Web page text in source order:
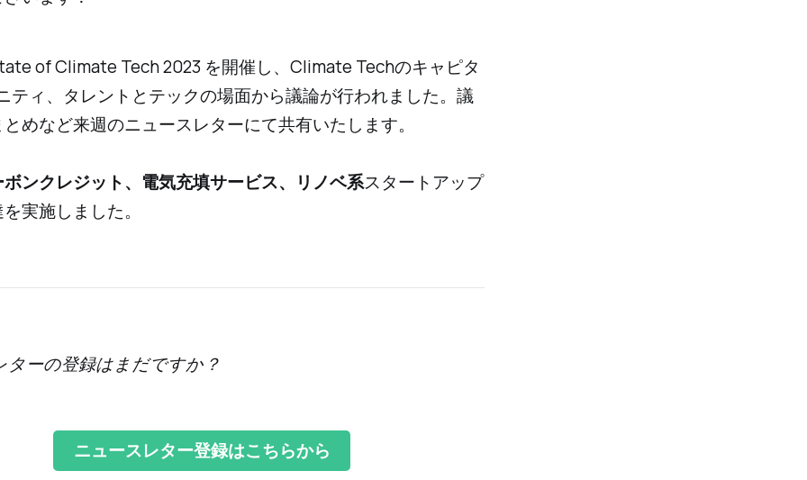
of Climate Tech 2023 を開催し、Climate Techのキャピタ
ティ、タレントとテックの場面から議論が行われました。議
めなど来週のニュースレターにて共有いたします。
ンクレジット、電気充填サービス、リノベ系スタートアップ
実施しました。
ターの登録はまだですか？
ニュースレター登録はこちらから